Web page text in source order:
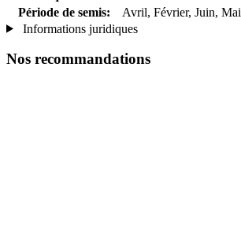
Période de semis:
Avril, Février, Juin, Mai
Informations juridiques
Nos recommandations